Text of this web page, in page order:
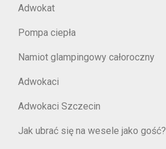
Adwokat
Pompa ciepła
Namiot glampingowy całoroczny
Adwokaci
Adwokaci Szczecin
Jak ubrać się na wesele jako gość?